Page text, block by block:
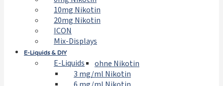
10mg Nikotin
20mg Nikotin
ICON
Mix-Displays
E-Liquids & DIY
E-Liquids
ohne Nikotin
3 mg/ml Nikotin